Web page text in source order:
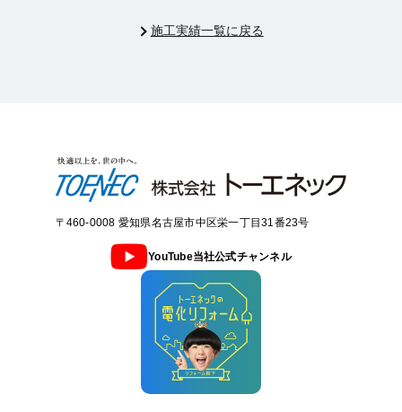
施工実績一覧に戻る
〒460-0008 愛知県名古屋市中区栄一丁目31番23号
YouTube当社公式チャンネル